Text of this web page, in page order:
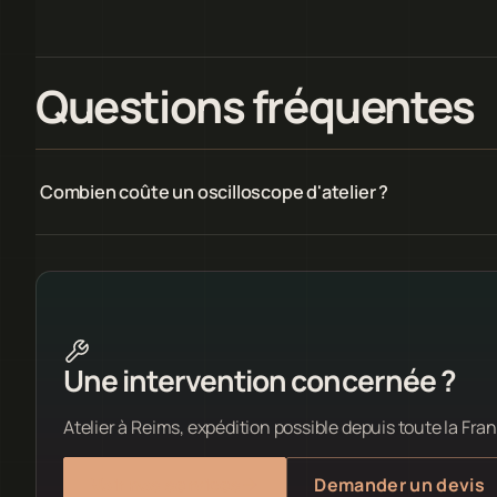
Questions fréquentes
Combien coûte un oscilloscope d'atelier ?
Une intervention concernée ?
Atelier à Reims, expédition possible depuis toute la
Demander un devis